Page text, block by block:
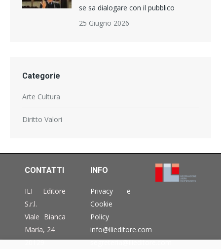
se sa dialogare con il pubblico
25 Giugno 2026
Categorie
Arte Cultura
Diritto Valori
CONTATTI
ILI Editore
S.r.l.
Viale Bianca
Maria, 24
20129
INFO
Privacy e
Cookie
Policy
info@ilieditore.com
segreteria@ilieditore.com